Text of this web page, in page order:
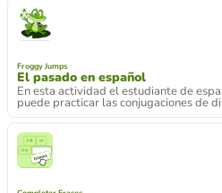
Froggy Jumps
El pasado en español
En esta actividad el estudiante de
puede practicar las conjugaciones de